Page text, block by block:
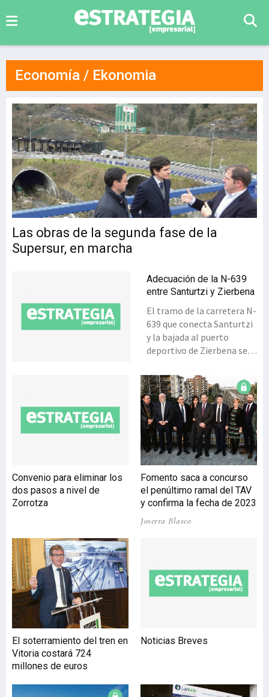
Economía / Ekonomia
Las obras de la segunda fase de la
Supersur, en marcha
Adecuación de la N-639
entre Santurtzi y Zierbena
El tramo de la carretera N-
639 que conecta Santurtzi
y la bajada al puerto
deportivo de Zierbena se
convivencia entre
vehículos, ciclistas y
peatones. Así, tal y como
anunciaron la alcaldesa de
Santurtzi, Ain-tzane
Urkijo, y el diputado foral
de Desarrollo Económico y
Pradales, la actuación para
mejorar esta vía incluirá la
adecuación de un bidegorri
segregado y medidas de
comenzarán en el mes de
marzo y se prolongarán
presupuesto base de 1,24
Convenio para eliminar los
dos pasos a nivel de
Zorrotza
Fomento saca a concurso
el penúltimo ramal del TAV
y confirma la fecha de 2023
Joserra Blasco
El soterramiento del tren en
Vitoria costará 724
millones de euros
Noticias Breves